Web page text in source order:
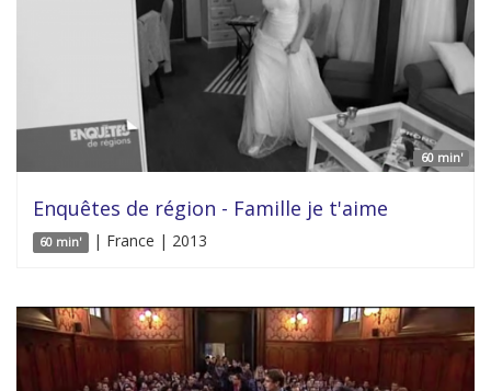
60 min'
Enquêtes de région - Famille je t'aime
60 min' | France | 2013